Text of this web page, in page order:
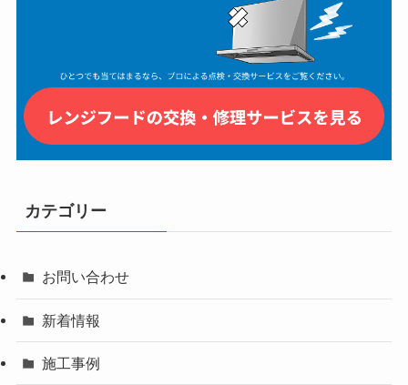
カテゴリー
お問い合わせ
新着情報
施工事例